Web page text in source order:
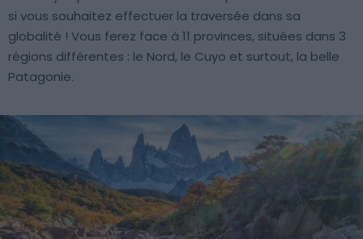
si vous souhaitez effectuer la traversée dans sa
globalité ! Vous ferez face à 11 provinces, situées dans 3
régions différentes : le Nord, le Cuyo et surtout, la belle
Patagonie.